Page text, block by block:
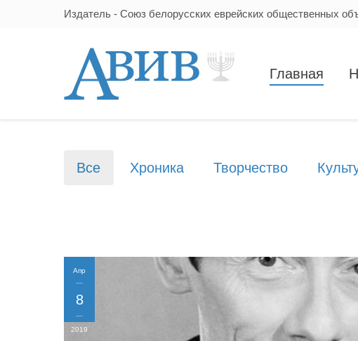
Издатель - Союз белорусских еврейских общественных
Главная
Все Хроника Творчество
Апр
8
2019